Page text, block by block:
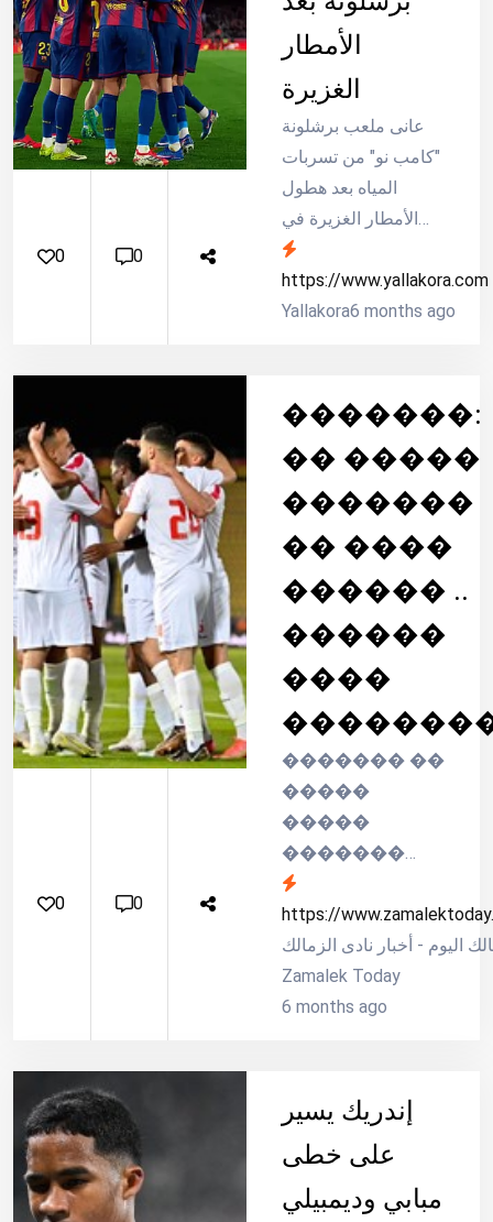
0 0
الأمطار
الغزيرة
عانى ملعب برشلونة
"كامب نو" من تسربات
المياه بعد هطول
الأمطار الغزيرة في
مباراته ضد ريال
أوفييدو بالدوري
الإسباني.
https://www.yallakora.com
Yallakora6 months ago
0 0
�������:
�� �����
�������
�� ����
������ ..
������
����
������� ��
�����
�����
�������
���� ����
�������
��� ���
��������
�� ������
������
������ ���
���� �����
�������
https://
اليوم - أخبار نادى الزمالك
Zamalek Today
6 months ago
إندريك يسير
على خطى
مبابي وديمبيلي